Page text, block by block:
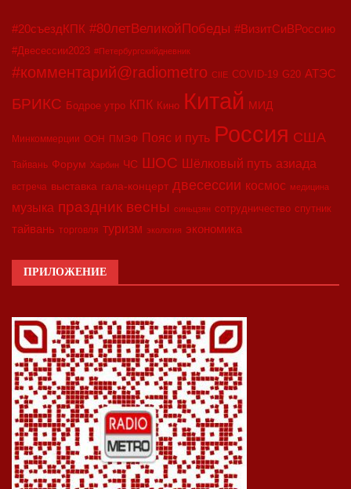
#20съездКПК #80летВеликойПобеды #ВизитСиВРоссию
#Двесессии2023 #Петербургскийдневник
#комментарий@radiometro CIIE COVID-19 G20 АТЭС
БРИКС Бодрое утро КПК Кино Китай МИД
Минкоммерции ООН ПМЭФ Пояс и путь Россия США
Тайвань Форум Харбин ЧС ШОС Шёлковый путь азиада
встреча выставка гала-концерт двесессии космос медицина
музыка праздник весны синьцзян сотрудничество спутник
тайвань торговля туризм экология экономика
ПРИЛОЖЕНИЕ